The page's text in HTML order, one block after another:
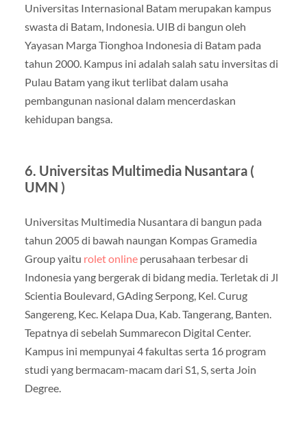
Universitas Internasional Batam merupakan kampus
swasta di Batam, Indonesia. UIB di bangun oleh
Yayasan Marga Tionghoa Indonesia di Batam pada
tahun 2000. Kampus ini adalah salah satu inversitas di
Pulau Batam yang ikut terlibat dalam usaha
pembangunan nasional dalam mencerdaskan
kehidupan bangsa.
6. Universitas Multimedia Nusantara (
UMN )
Universitas Multimedia Nusantara di bangun pada
tahun 2005 di bawah naungan Kompas Gramedia
Group yaitu rolet onlineperusahaan terbesar di
Indonesia yang bergerak di bidang media. Terletak di Jl
Scientia Boulevard, GAding Serpong, Kel. Curug
Sangereng, Kec. Kelapa Dua, Kab. Tangerang, Banten.
Tepatnya di sebelah Summarecon Digital Center.
Kampus ini mempunyai 4 fakultas serta 16 program
studi yang bermacam-macam dari S1, S, serta Join
Degree.